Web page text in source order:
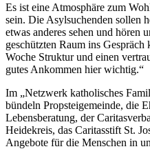
Es ist eine Atmosphäre zum
sein. Die Asylsuchenden sollen
etwas anderes sehen und hören
geschützten Raum ins
Woche Struktur und einen
gutes Ankommen hier wichtig.“
Im „Netzwerk katholisches
bündeln Propsteigemeinde, die
Lebensberatung, der
Heidekreis, das Caritasstift St.
Angebote für die Menschen in